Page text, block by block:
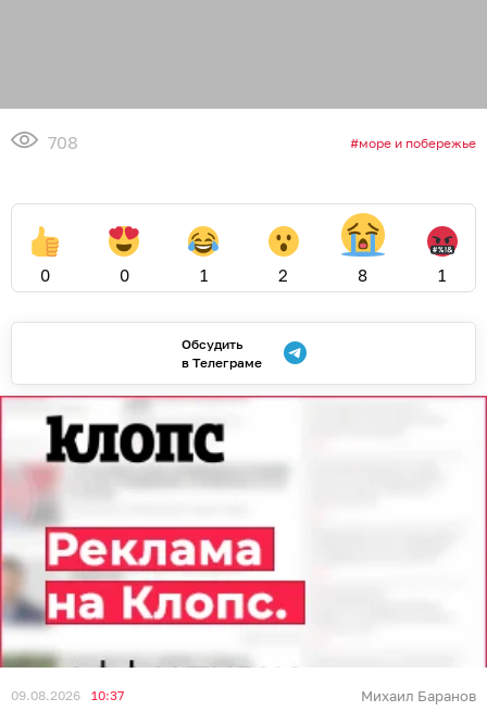
708 море и побережье
0 0 1 2 8 1
Обсудить
в Телеграме
09.08.2026 10:37 Михаил Баранов